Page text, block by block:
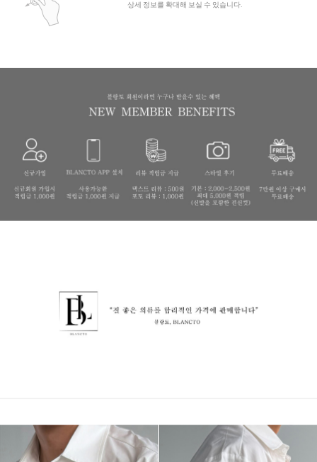
상세 정보를 확대해 보실 수 있습니다.